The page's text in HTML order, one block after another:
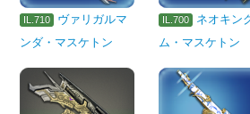
IL.710
ヴァリガルマ
ンダ・マスケトン
IL.700
ネオキン
ム・マスケトン